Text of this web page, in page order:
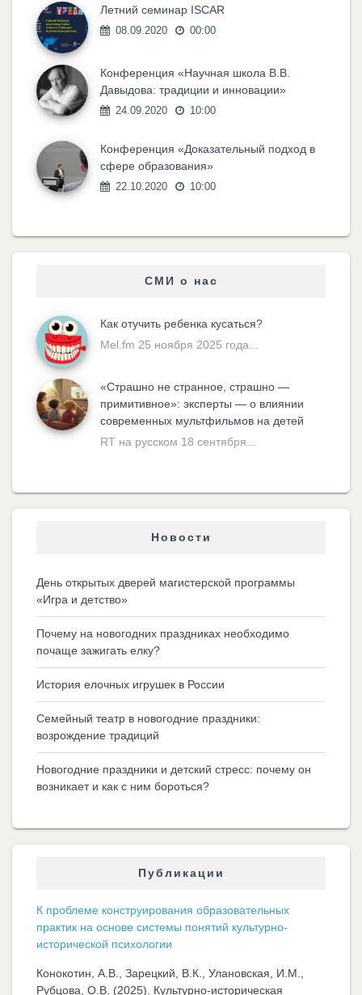
Летний семинар ISCAR
08.09.2020 00:00
Конференция «Научная школа В.В.
Давыдова: традиции и инновации»
24.09.2020 10:00
Конференция «Доказательный подход в
сфере образования»
22.10.2020 10:00
СМИ о нас
Как отучить ребенка кусаться?
Mel.fm 25 ноября 2025 года...
«Cтрашно не странное, страшно —
примитивное»: эксперты — о влиянии
современных мультфильмов на детей
RT на русском 18 сентября...
Новости
День открытых дверей магистерской программы
«Игра и детство»
Почему на новогодних праздниках необходимо
почаще зажигать елку?
История елочных игрушек в России
Семейный театр в новогодние праздники:
возрождение традиций
Новогодние праздники и детский стресс: почему он
возникает и как с ним бороться?
Публикации
К проблеме конструирования образовательных
практик на основе системы понятий культурно-
исторической психологии
Конокотин, А.В., Зарецкий, В.К., Улановская, И.М.,
Рубцова, О.В. (2025). Культурно-историческая